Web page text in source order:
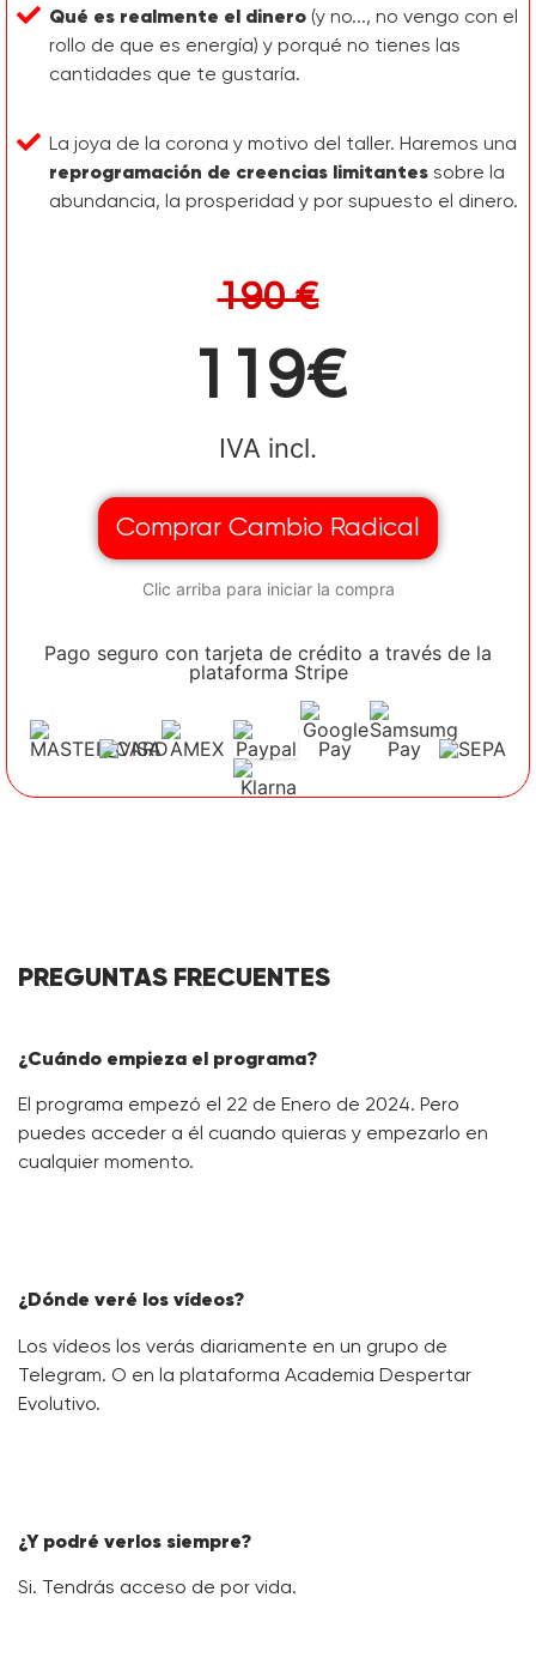
Qué es realmente el dinero (y no..., no vengo con el
rollo de que es energía) y porqué no tienes las
cantidades que te gustaría.
La joya de la corona y motivo del taller. Haremos una
reprogramación de creencias limitantes sobre la
abundancia, la prosperidad y por supuesto el dinero.
190 €
119€
IVA incl.
Comprar Cambio Radical
Clic arriba para iniciar la compra
Pago seguro con tarjeta de crédito a través de la
plataforma Stripe
PREGUNTAS FRECUENTES
¿Cuándo empieza el programa?
El programa empezó el 22 de Enero de 2024. Pero
puedes acceder a él cuando quieras y empezarlo en
cualquier momento.
¿Dónde veré los vídeos?
Los vídeos los verás diariamente en un grupo de
Telegram. O en la plataforma Academia Despertar
Evolutivo.
¿Y podré verlos siempre?
Si. Tendrás acceso de por vida.